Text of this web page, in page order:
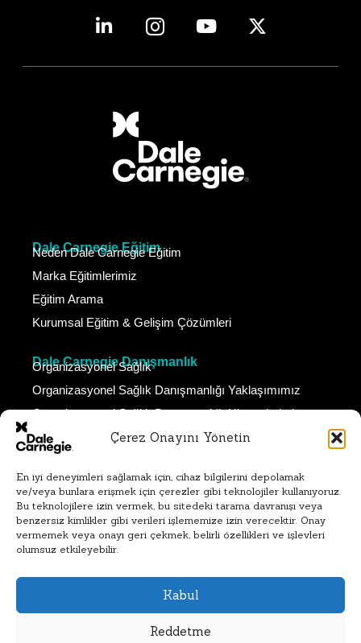
Çerez Onayını Yönetin
En iyi deneyimleri sağlamak için, cihaz bilgilerini depolamak
ve/veya bunlara erişmek için çerezler gibi teknolojiler kullanıyoruz.
Bu teknolojilere izin vermek, bu sitedeki tarama davranışı veya
benzersiz kimlikler gibi verileri işlememize izin verecektir. Onay
vermemek veya onayı geri çekmek, belirli özellikleri ve işlevleri
olumsuz etkileyebilir.
Kabul
Reddetme
Dale Carnegie Eğitim
Neden Dale Carnegie Eğitim
Marka Eğitimlerimiz
Eğitim Arama
Kurumsal Eğitim & Gelişim Çözümleri
Dale Carnegie Danışmanlık
Organizasyonel Sağlık
Organizasyonel Sağlık Danışmanlığı Yaklaşımımız
Organizasyonel Sağlık Danışmanlığı Hizmetlerimiz
Dale Carnegie Koçluk
Neden Dale Carnegie Koçluk
Koçluk Çözümlerimiz
Bireysel Koçluk Hizmetlerimiz
Takım Koçluğu Hizmetlerimiz
İletişim ve Referanslarımız